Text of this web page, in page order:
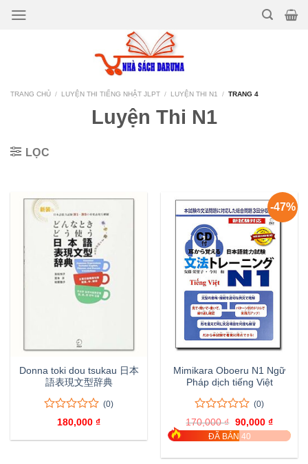
Bỏ
TRANG CHỦ / LUYỆN THI TIẾNG NHẬT JLPT / LUYỆN THI N1 / TRANG 4
Luyện Thi N1
LỌC
Donna toki dou tsukau 日本
語表現文型辞典
5
(0)
180,000 ₫
-47%
Mimikara Oboeru N1 Ngữ
Pháp dịch tiếng Việt
0
trên
5
0
(0)
170,000₫ Giá
gốc
là:
90,000 ₫Giá
hiện
tại
90,000
ĐÃ BÁN 40